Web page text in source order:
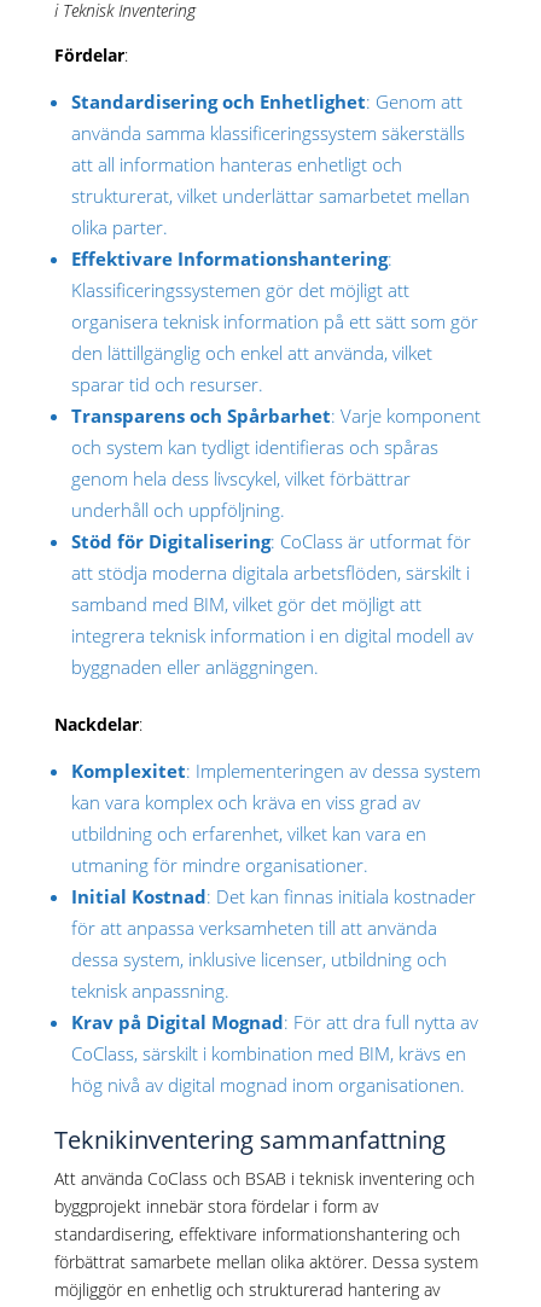
i Teknisk Inventering
Fördelar:
Standardisering och Enhetlighet: Genom att
använda samma klassificeringssystem säkerställs
att all information hanteras enhetligt och
strukturerat, vilket underlättar samarbetet mellan
olika parter.
Effektivare Informationshantering:
Klassificeringssystemen gör det möjligt att
organisera teknisk information på ett sätt som gör
den lättillgänglig och enkel att använda, vilket
sparar tid och resurser.
Transparens och Spårbarhet: Varje komponent
och system kan tydligt identifieras och spåras
genom hela dess livscykel, vilket förbättrar
underhåll och uppföljning.
Stöd för Digitalisering: CoClass är utformat för
att stödja moderna digitala arbetsflöden, särskilt i
samband med BIM, vilket gör det möjligt att
integrera teknisk information i en digital modell av
byggnaden eller anläggningen.
Nackdelar:
Komplexitet: Implementeringen av dessa system
kan vara komplex och kräva en viss grad av
utbildning och erfarenhet, vilket kan vara en
utmaning för mindre organisationer.
Initial Kostnad: Det kan finnas initiala kostnader
för att anpassa verksamheten till att använda
dessa system, inklusive licenser, utbildning och
teknisk anpassning.
Krav på Digital Mognad: För att dra full nytta av
CoClass, särskilt i kombination med BIM, krävs en
hög nivå av digital mognad inom organisationen.
Teknikinventering sammanfattning
Att använda CoClass och BSAB i teknisk inventering och
byggprojekt innebär stora fördelar i form av
standardisering, effektivare informationshantering och
förbättrat samarbete mellan olika aktörer. Dessa system
möjliggör en enhetlig och strukturerad hantering av